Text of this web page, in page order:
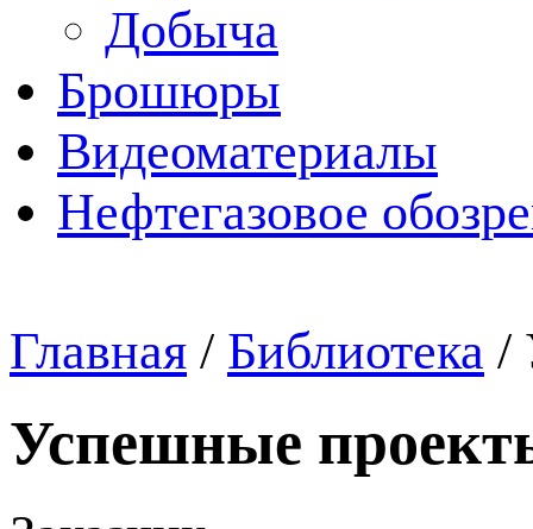
Добыча
Брошюры
Видеоматериалы
Нефтегазовое
Главная / Библиотека /
Успешные